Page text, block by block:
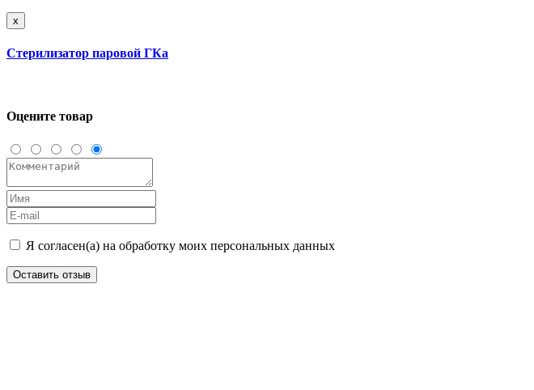
x
Стерилизатор паровой ГКа
Оцените товар
Я согласен(а) на обработку моих персональных данных
Оставить отзыв